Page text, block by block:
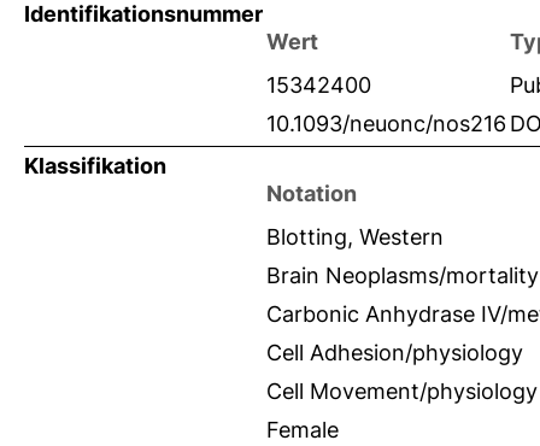
Identifikationsnummer
Wert
15342400
10.1093/neuonc/nos216
Klassifikation
Notation
Blotting, Western
Brain Neoplasms/mortality
Carbonic Anhydrase IV/
Cell Adhesion/physiology
Cell Movement/physiology
Female